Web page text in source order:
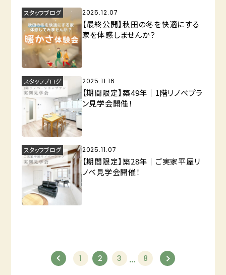
2025.12.07
【最終公開】秋田の冬を快適にする
家を体感しませんか？
スタッフブログ
2025.11.16
【期間限定】築49年｜1階リノベプラ
ン見学会開催！
スタッフブログ
2025.11.07
【期間限定】築28年｜ご実家平屋リ
ノベ見学会開催！
スタッフブログ
1 2 3 … 8